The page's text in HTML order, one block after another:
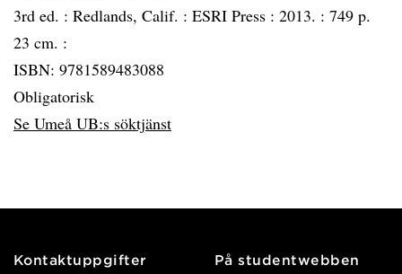
3rd ed. : Redlands, Calif. : ESRI Press : 2013. : 749 p.
23 cm. :
ISBN: 9781589483088
Obligatorisk
Se Umeå UB:s söktjänst
Kontaktuppgifter På studentwebben